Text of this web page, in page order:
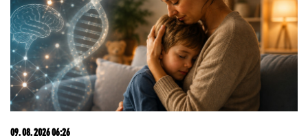
09. 07. 2026 09:20
banke